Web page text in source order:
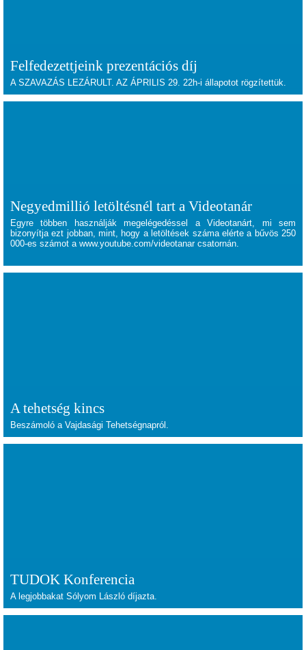
Felfedezettjeink prezentációs díj
A SZAVAZÁS LEZÁRULT. AZ ÁPRILIS 29. 22h-i állapotot rögzítettük.
Negyedmillió letöltésnél tart a Videotanár
Egyre többen használják megelégedéssel a Videotanárt, mi sem
bizonyítja ezt jobban, mint, hogy a letöltések száma elérte a bűvös 250
000-es számot a www.youtube.com/videotanarcsatornán.
A tehetség kincs
Beszámoló a Vajdasági Tehetségnapról.
TUDOK Konferencia
A legjobbakat Sólyom László díjazta.